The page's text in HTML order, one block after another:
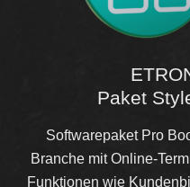
Paket
Softwarepaket Pro
Branche mit Online-
Funktionen wie